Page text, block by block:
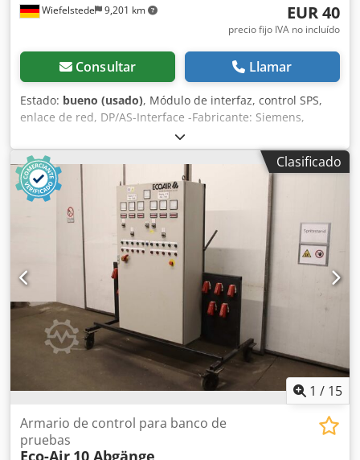
Wiefelstede 9,201 km EUR 40
precio fijo IVA no incluído
Consultar Llamar
Estado: bueno (usado), Módulo de interfaz, control SPS,
enlace de red, DP/AS-Interface -Fabricante: Siemens,
Simatic DP/AS-Interface Link 20E -Tipo: 6GK1 415-2AA01 -
Cantidad: 5 unidades disponibles Cjdpfx Asf Rlt Nod Ssrf -
Precio: por unidad -Dimensiones: 80/90/60 mm (alto) -Peso:
0,2 kg/unidad
Clasificado
1 / 15
Armario de control para banco de
pruebas